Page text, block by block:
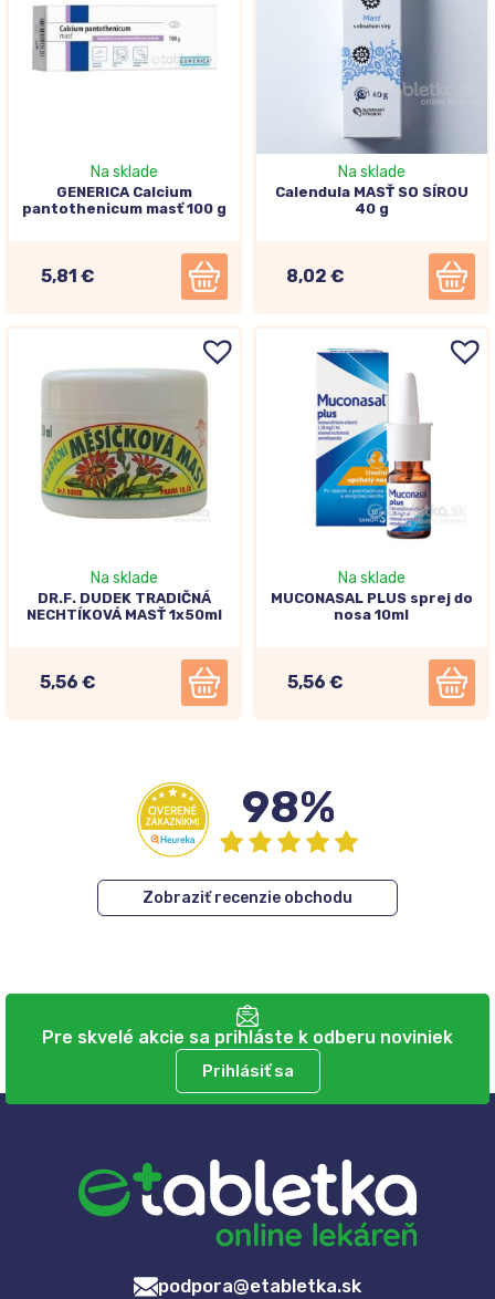
Na sklade
GENERICA Calcium
pantothenicum masť 100 g
5,81 €
Na sklade
Calendula MASŤ SO SÍROU
40 g
8,02 €
Na sklade
DR.F. DUDEK TRADIČNÁ
NECHTÍKOVÁ MASŤ 1x50ml
5,56 €
Na sklade
MUCONASAL PLUS sprej do
nosa 10ml
5,56 €
98%
Zobraziť recenzie obchodu
Pre skvelé akcie sa prihláste k odberu noviniek
Prihlásiť sa
podpora@etabletka.sk